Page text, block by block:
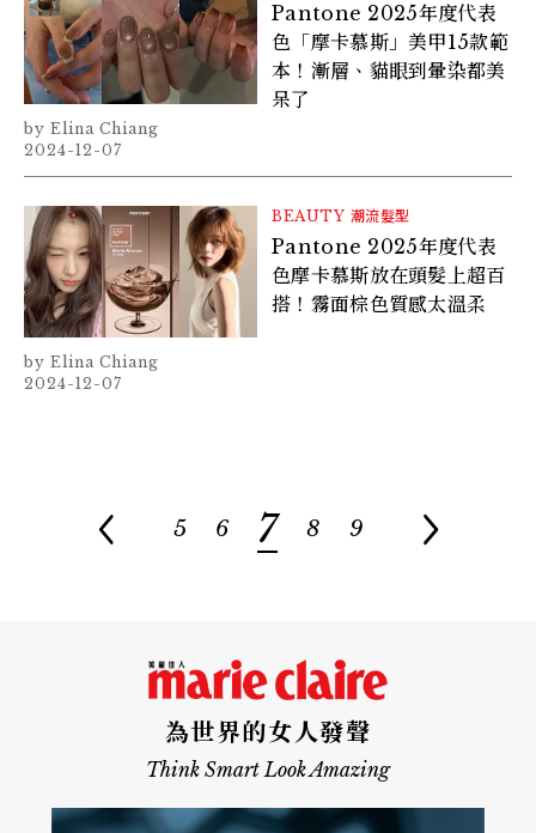
Pantone 2025年度代表
色「摩卡慕斯」美甲15款範
本！漸層、貓眼到暈染都美
呆了
Elina Chiang
2024-12-07
BEAUTY 潮流髮型
Pantone 2025年度代表
色摩卡慕斯放在頭髮上超百
搭！霧面棕色質感太溫柔
Elina Chiang
2024-12-07
5 6 7 8 9
為世界的女人發聲
Think Smart Look Amazing